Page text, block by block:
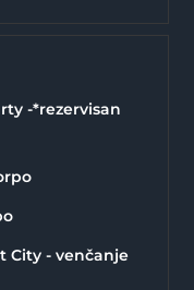
-*rezervisan
City - venčanje